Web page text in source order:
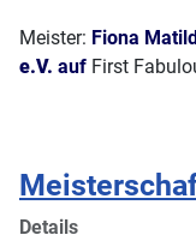
Meister: Fiona
e.V. auf First
Details